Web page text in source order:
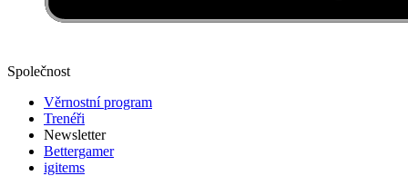
Společnost
Věrnostní program
Trenéři
Newsletter
Bettergamer
igitems